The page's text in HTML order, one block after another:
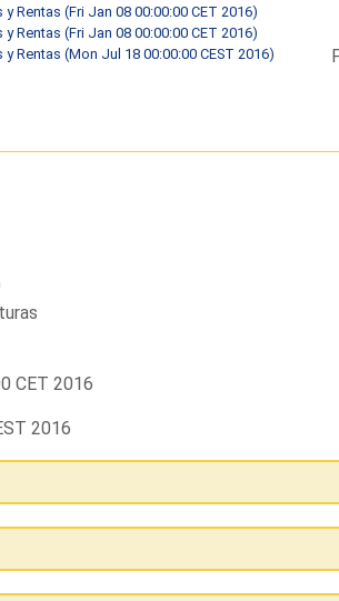
Rentas (Fri Jan 08 00:00:00 CET 2016)
Rentas (Fri Jan 08 00:00:00 CET 2016)
Rentas (Mon Jul 18 00:00:00 CEST 2016)
CET 2016
2016